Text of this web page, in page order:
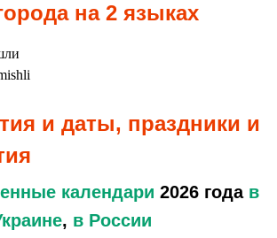
на 2 языках
и даты, праздники и
календари 2026 года в
, в России